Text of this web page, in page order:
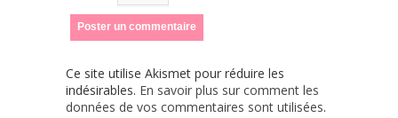
Ce site utilise Akismet pour réduire les
indésirables. En savoir plus sur comment les
données de vos commentaires sont utilisées.